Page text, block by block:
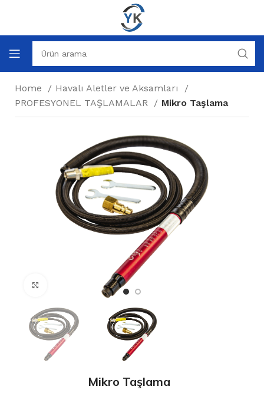
Home
Havalı Aletler ve Aksamları
PROFESYONEL TAŞLAMALAR
Mikro Taşlama
Büyütmek için tıklayın
Mikro Taşlama